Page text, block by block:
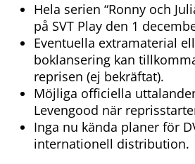
Hela serien “Ronny och
på SVT Play den 1
Eventuella extramaterial
boklansering kan
reprisen (ej bekräftat).
Möjliga officiella
Levengood när
Inga nu kända planer för
internationell distribution.